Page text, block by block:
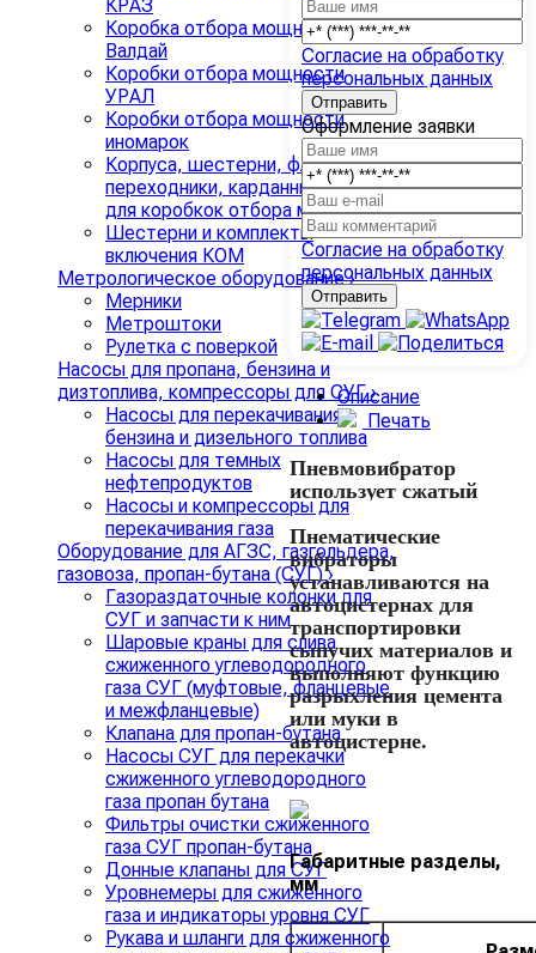
КРАЗ
Коробка отбора мощности
Валдай
Коробки отбора мощности
УРАЛ
Коробки отбора мощности
иномарок
Корпуса, шестерни, фланцы,
переходники, карданные валы
для коробкок отбора мощности
Шестерни и комплекты
включения КОМ
Метрологическое оборудование›
Мерники
Метроштоки
Рулетка с поверкой
Насосы для пропана, бензина и
дизтоплива, компрессоры для СУГ›
Насосы для перекачивания
бензина и дизельного топлива
Насосы для темных
нефтепродуктов
Насосы и компрессоры для
перекачивания газа
Оборудование для АГЗС, газгольдера,
газовоза, пропан-бутана (СУГ)›
Газораздаточные колонки для
СУГ и запчасти к ним
Шаровые краны для слива
сжиженного углеводородного
газа СУГ (муфтовые, фланцевые
и межфланцевые)
Клапана для пропан-бутана
Насосы СУГ для перекачки
сжиженного углеводородного
газа пропан бутана
Фильтры очистки сжиженного
газа СУГ пропан-бутана
Донные клапаны для СУГ
Уровнемеры для сжиженного
газа и индикаторы уровня СУГ
Рукава и шланги для сжиженного
Согласие на обработку
персональных данных
Оформление заявки
Согласие на обработку
персональных данных
Описание
Печать
Пневмовибратор
использует сжатый
воздух для вращения
находящегося внутри
шарика, создающего
равномерную
вибрацию. Мощность и
частота вибрации
зависят от давления
сжатого воздуха.
Пнематические
вибраторы
устанавливаются на
автоцистернах для
транспортировки
сыпучих материалов и
выполняют функцию
разрыхления цемента
или муки в
автоцистерне.
Габаритные разделы,
мм